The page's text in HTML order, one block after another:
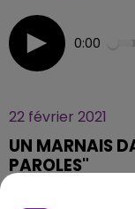
0:00
22 février 2021
UN MARNAIS
PAROLES"